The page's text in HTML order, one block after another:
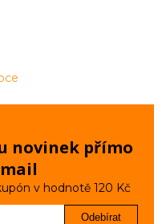
novinek přímo
v hodnotě 120 Kč
Odebírat